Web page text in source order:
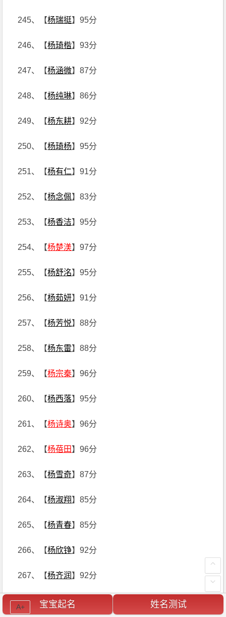
245、【杨瑞挺】95分
246、【杨琦楷】93分
247、【杨涵微】87分
248、【杨纯琳】86分
249、【杨东耕】92分
250、【杨琦杨】95分
251、【杨有仁】91分
252、【杨念佩】83分
253、【杨香洁】95分
254、【杨楚渼】97分
255、【杨舒洺】95分
256、【杨茹妍】91分
257、【杨芳悦】88分
258、【杨东雷】88分
259、【杨宗秦】96分
260、【杨西落】95分
261、【杨诗奥】96分
262、【杨蓓田】96分
263、【杨雪奇】87分
264、【杨淑翔】85分
265、【杨青春】85分
266、【杨欣铮】92分
267、【杨齐润 】92分
268、【杨森南】93分
宝宝起名 姓名测试
A+